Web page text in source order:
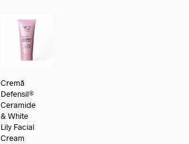
Cremă
Defensil®
Ceramide
& White
Lily Facial
Cream